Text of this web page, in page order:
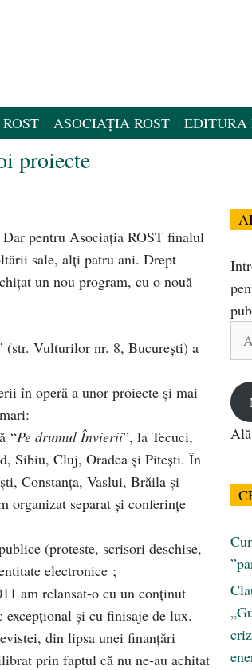
ASOCIAȚIA ROST EDITURA
proiecte
pentru Asociaţia ROST finalul
sale, alţi patru ani. Drept
un nou program, cu o nouă
(str. Vulturilor nr. 8, Bucureşti) a
în operă a unor proiecte şi mai
“Pe drumul Învierii”, la Tecuci,
Sibiu, Cluj, Oradea şi Piteşti. În
Constanţa, Vaslui, Brăila şi
organizat separat şi conferinţe
(proteste, scrisori deschise,
electronice ;
am relansat-o cu un conţinut
şi cu finisaje de lux.
din lipsa unei finanţări
prin faptul că nu ne-au achitat